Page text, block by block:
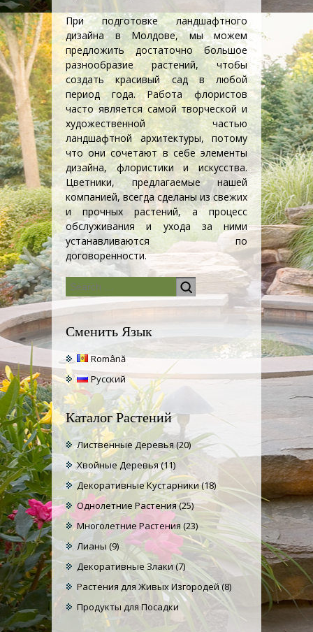
При подготовке ландшафтного
дизайна в Молдове, мы можем
предложить достаточно большое
разнообразие растений, чтобы
создать красивый сад в любой
период года. Работа флористов
часто является самой творческой и
художественной частью
ландшафтной архитектуры, потому
что они сочетают в себе элементы
дизайна, флористики и искусства.
Цветники, предлагаемые нашей
компанией, всегда сделаны из свежих
и прочных растений, а процесс
обслуживания и ухода за ними
устанавливаются по
договоренности.
Сменить Язык
Română
Русский
Каталог Растений
Лиственные Деревья (20)
Хвойные Деревья(11)
Декоративные Кустарники(18)
Однолетние Растения(25)
Многолетние Растения (23)
Лианы (9)
Декоративные Злаки(7)
Растения для Живых Изгородей(8)
Продукты для Посадки